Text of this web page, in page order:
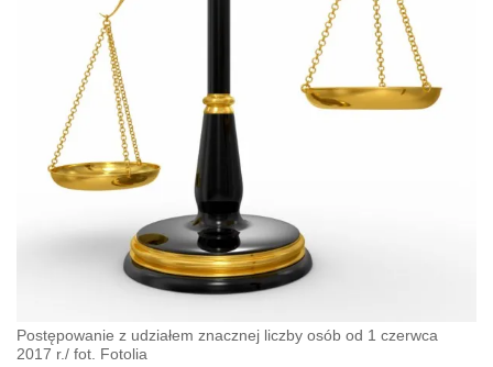
Postępowanie z udziałem znacznej liczby osób od 1 czerwca
2017 r./ fot. Fotolia